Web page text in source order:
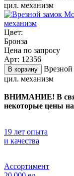
цил. механизм
Цвет:
Бронза
Цена по запросу
Арт: 12356
В корзину
цил. механизм
ВНИМАНИЕ! В
некоторые цены
19 лет опыта
и качества
Ассортимент